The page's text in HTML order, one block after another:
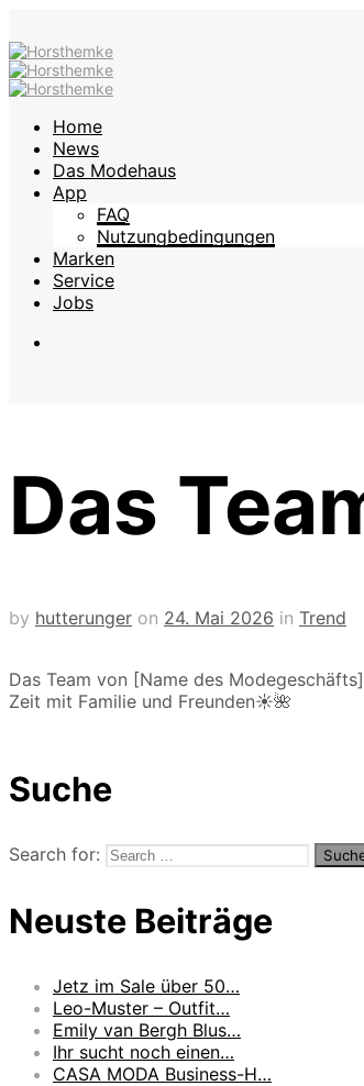
Home
News
Das Modehaus
App
FAQ
Nutzungbedingungen
Marken
Service
Jobs
Das
by hutterunger on 24. Mai 2026 in Trend
Das Team von [Name des
Zeit mit Familie und Freunden☀️🌺
Suche
Search for:
Neuste Beiträge
Jetz im Sale über 50…
Leo-Muster – Outfit…
Emily van Bergh Blus…
Ihr sucht noch einen…
CASA MODA Business-H…